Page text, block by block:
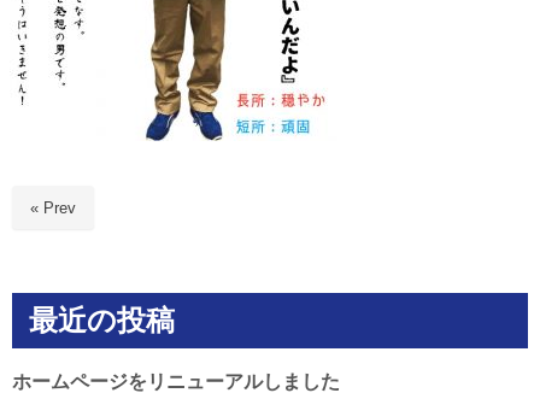
« Prev
最近の投稿
ホームページをリニューアルしました